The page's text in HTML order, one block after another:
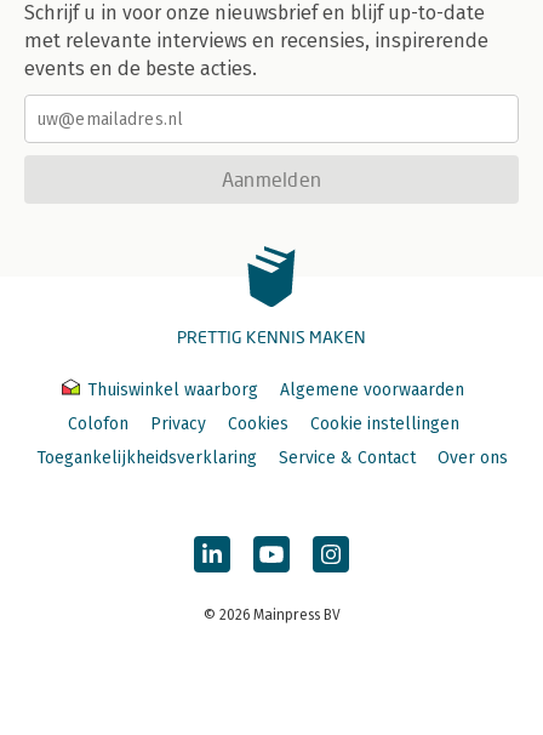
Schrijf u in voor onze nieuwsbrief en blijf up-to-date
met relevante interviews en recensies, inspirerende
events en de beste acties.
Aanmelden
PRETTIG KENNIS MAKEN
Thuiswinkel waarborg
Algemene voorwaarden
Colofon
Privacy Cookies
Cookie instellingen
Toegankelijkheidsverklaring
Service & Contact Over ons
© 2026 Mainpress BV